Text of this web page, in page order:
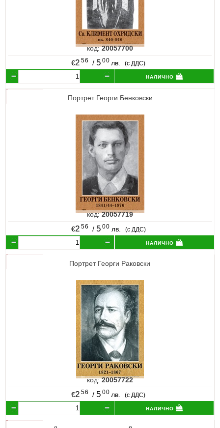
код:20057700
€2 56 / 5 00 лв. (с ДДС)
налично
Портрет Георги Бенковски
код:20057719
€2 56 / 5 00 лв. (с ДДС)
налично
Портрет Георги Раковски
код:20057722
€2 56 / 5 00 лв. (с ДДС)
налично